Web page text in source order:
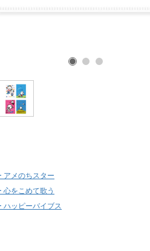
アメのちスター
心をこめて歌う
ハッピーバイブス